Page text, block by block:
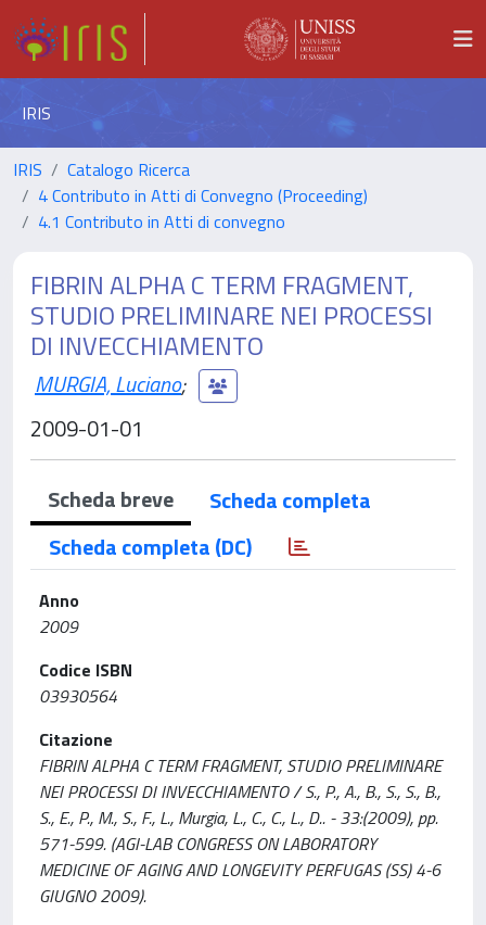
IRIS
IRIS
Catalogo Ricerca
4 Contributo in Atti di Convegno (Proceeding)
4.1 Contributo in Atti di convegno
FIBRIN ALPHA C TERM FRAGMENT,
STUDIO PRELIMINARE NEI PROCESSI
DI INVECCHIAMENTO
MURGIA, Luciano;
2009-01-01
Scheda breve
Scheda completa
Scheda completa (DC)
Anno
2009
Codice ISBN
03930564
Citazione
FIBRIN ALPHA C TERM FRAGMENT, STUDIO PRELIMINARE
NEI PROCESSI DI INVECCHIAMENTO / S., P., A., B., S., S., B.,
S., E., P., M., S., F., L., Murgia, L., C., C., L., D.. - 33:(2009), pp.
571-599. (AGI-LAB CONGRESS ON LABORATORY
MEDICINE OF AGING AND LONGEVITY PERFUGAS (SS) 4-6
GIUGNO 2009).